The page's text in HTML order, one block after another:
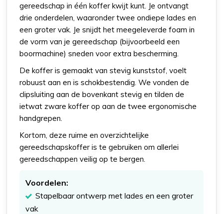
gereedschap in één koffer kwijt kunt. Je ontvangt
drie onderdelen, waaronder twee ondiepe lades en
een groter vak. Je snijdt het meegeleverde foam in
de vorm van je gereedschap (bijvoorbeeld een
boormachine) sneden voor extra bescherming.
De koffer is gemaakt van stevig kunststof, voelt
robuust aan en is schokbestendig. We vonden de
clipsluiting aan de bovenkant stevig en tilden de
ietwat zware koffer op aan de twee ergonomische
handgrepen.
Kortom, deze ruime en overzichtelijke
gereedschapskoffer is te gebruiken om allerlei
gereedschappen veilig op te bergen.
Voordelen:
Stapelbaar ontwerp met lades en een groter
vak